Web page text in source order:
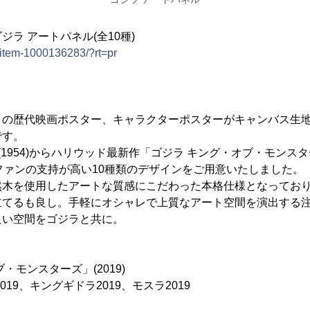
ラ アートパネル(全10種)
1000136283/?rt=pr
歴代映画ポスター、キャラクターポスターがキャンバス生
。
からハリウッド最新作「ゴジラ キング・オブ・モンス
ンの支持が高い10種類のデザインをご用意いたしました。
を使用したアートな質感にこだわった本格仕様となってお
るも良し。手軽にオシャレで上質なアート空間を演出する
空間をゴジラと共に。
・モンスターズ」(2019)
、キングギドラ2019、モスラ2019